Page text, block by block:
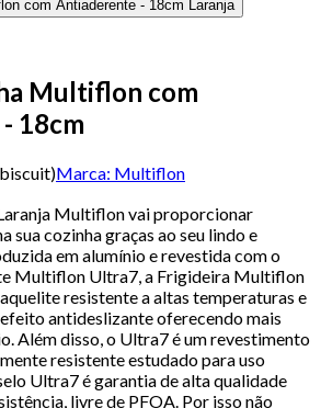
Multiflon com
18cm
)Marca: Multiflon
Multiflon vai proporcionar
sua cozinha graças ao seu lindo e
em alumínio e revestida com o
Multiflon Ultra7, a Frigideira Multiflon
resistente a altas temperaturas e
antideslizante oferecendo mais
Além disso, o Ultra7 é um revestimento
resistente estudado para uso
Ultra7 é garantia de alta qualidade
livre de PFOA. Por isso não